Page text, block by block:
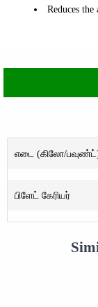
Reduces
எடை (கிலோ/
பிளேட் கேரியர்